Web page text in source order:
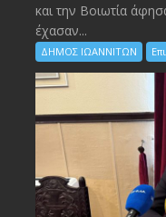
και την Bοιωτία
έχασαν...
ΔΗΜΟΣ ΙΩΑΝΝΙΤΩΝ